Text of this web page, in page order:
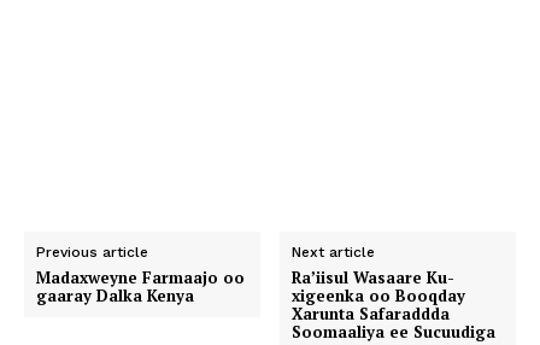
Previous article
Madaxweyne Farmaajo oo
gaaray Dalka Kenya
Next article
Ra’iisul Wasaare Ku-
xigeenka oo Booqday
Xarunta Safaraddda
Soomaaliya ee Sucuudiga